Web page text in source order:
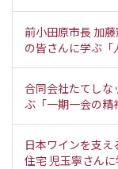
前小田原市長 加
の皆さんに学ぶ「
合同会社たてしな
ぶ「一期一会の精
日本ワインを支
住宅 児玉寧さん